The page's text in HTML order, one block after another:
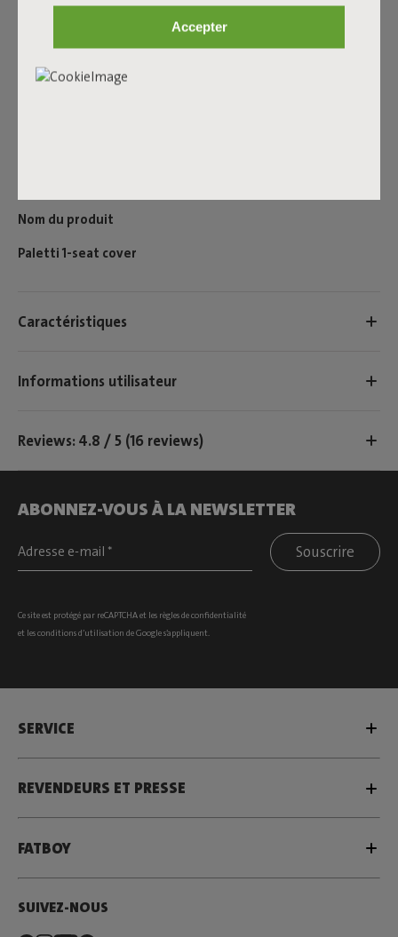
Accepter
pourquoi Fatboy a développé des housses déperlantes et
antisalissures pour protéger ton Paletti. Elles gardent ton
canapé lounge impeccable et le protègent contre la saleté
et une pluie inattendue. Ainsi, ton Paletti reste beau plus
longtemps et toujours prêt pour ton prochain moment de
Nom du produit
Paletti 1-seat cover
Caractéristiques
Informations utilisateur
Reviews: 4.8 / 5 (16 reviews)
ABONNEZ-VOUS À LA NEWSLETTER
Souscrire
Ce site est protégé par reCAPTCHA et les règles de confidentialité
et lesconditions d’utilisation de Google s’appliquent.
SERVICE
REVENDEURS ET PRESSE
FATBOY
SUIVEZ-NOUS